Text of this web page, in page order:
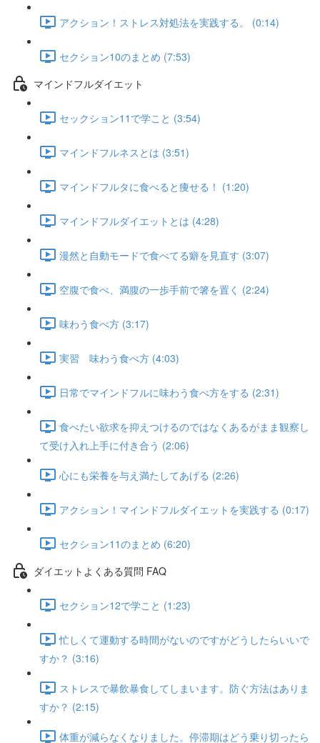
アクション！ストレス対処法を実践する。 (0:14)
セクション10のまとめ (7:53)
マインドフルダイエット
セックション11で学こと (3:54)
マインドフルネスとは (3:51)
マインドフルタに食べると痩せる！ (1:20)
マインドフルダイエットとは (4:28)
漫然と自動モードで食べてる癖を見直す (3:07)
空腹で食べ、満腹の一歩手前で箸を置く (2:24)
味わう食べ方 (3:17)
実習 味わう食べ方 (4:03)
日常でマインドフルに味わう食べ方をする (2:31)
食べたい欲求を抑えつけるのではなくあるがまま観察し
て受け入れ上手に付き合う (2:06)
心にも栄養を与え満たしてあげる (2:26)
アクション！マインドフルダイエットを実践する (0:17)
セクション11のまとめ (6:20)
ダイエットよくある質問 FAQ
セクション12で学こと (1:23)
忙しくて運動する時間がないのですがどうしたらいいで
すか？ (3:16)
ストレスで暴飲暴食してしまいます。防ぐ方法はありま
すか？ (2:15)
体重が減らなくなりました。停滞期はどう乗り切ったら